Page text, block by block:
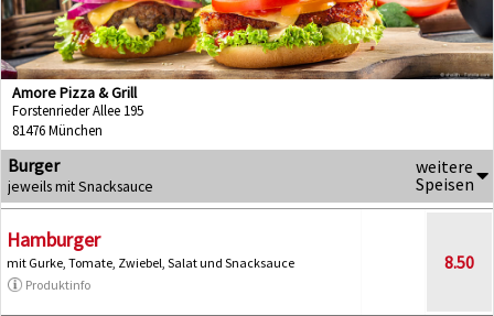
Amore Pizza & Grill
Forstenrieder Allee 195
81476 München
Burger
jeweils mit Snacksauce
weitere
Speisen
Hamburger
mit Gurke, Tomate, Zwiebel, Salat und Snacksauce
Produktinfo
8.50